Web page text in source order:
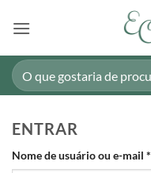
Pesquisar
por:
ENTRAR
Nome de usuário ou e-mail *